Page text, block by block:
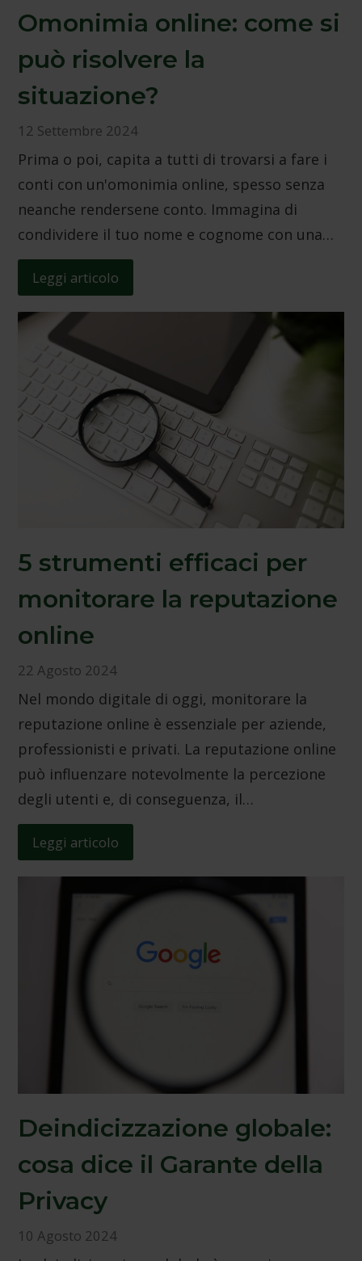
Omonimia online: come si
può risolvere la
situazione?
12 Settembre 2024
Prima o poi, capita a tutti di trovarsi a fare i
conti con un'omonimia online, spesso senza
neanche rendersene conto. Immagina di
condividere il tuo nome e cognome con una…
Leggi articolo
5 strumenti efficaci per
monitorare la reputazione
online
22 Agosto 2024
Nel mondo digitale di oggi, monitorare la
reputazione online è essenziale per aziende,
professionisti e privati. La reputazione online
può influenzare notevolmente la percezione
degli utenti e, di conseguenza, il…
Leggi articolo
Deindicizzazione globale:
cosa dice il Garante della
Privacy
10 Agosto 2024